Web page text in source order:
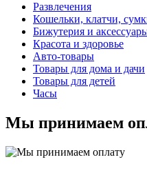
Развлечения
Кошельки, клатчи,
Бижутерия и
Красота и здоровье
Авто-товары
Товары для дома и дачи
Товары для детей
Часы
Мы принимаем